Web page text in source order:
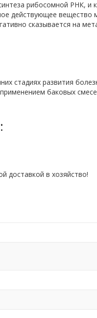
рибосомной РНК, и
действующее вещество
сказывается на
стадиях развития
баковых
доставкой в хозяйство!